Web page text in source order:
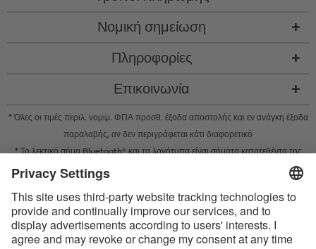
Νομική σημείωση
Πληροφορίες
Επικοινωνία
* Όλες οι τιμές περιλ. νομιμ. ΦΠΑ προσθ. έξοδα αποστολής και εν ανάγκη έξοδα
παραλαβής, αν δεν περιγράφεται κάτι διαφορετικό
* Το λεκτικό σήμα Bluetooth® και τα λογότυπα είναι σήματα κατατεθέντα της
Bluetooth SIG, Inc. και η χρήση τέτοιων σημάτων από την Satisfyer GmbH
Το Apple, το λογότυπο Apple και το Apple Watch είναι εμπορικά σήματα της
Apple Inc. Το Google Play και το λογότυπο του Google Play είναι εμπορικά
σήματα της Google LLC.